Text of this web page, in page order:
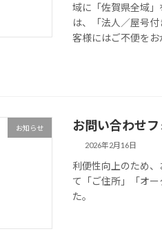
域に「佐賀県全域
は、「法人／屋号
客様にはご不便を
お知らせ お問い合わせ
2026年2月16日
利便性向上のため
て「ご住所」「オ
た。